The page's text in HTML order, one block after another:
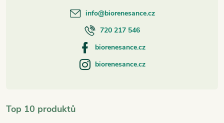
Top 10 produktů
info@biorenesance.cz
720 217 546
biorenesance.cz
biorenesance.cz